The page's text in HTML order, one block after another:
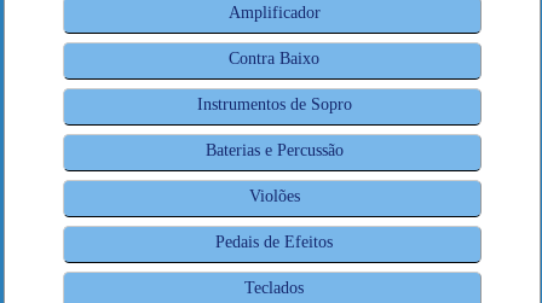
Amplificador
Contra Baixo
Instrumentos de Sopro
Baterias e Percussão
Violões
Pedais de Efeitos
Teclados